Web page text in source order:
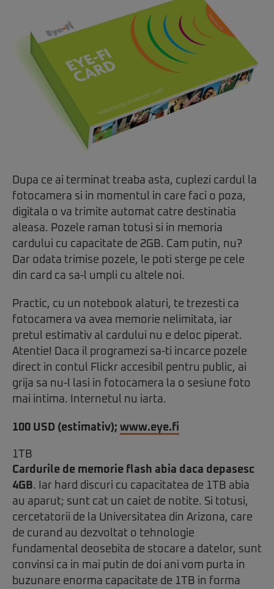
Dupa ce ai terminat treaba asta, cuplezi cardul la
fotocamera si in momentul in care faci o poza,
digitala o va trimite automat catre destinatia
aleasa. Pozele raman totusi si in memoria
cardului cu capacitate de 2GB. Cam putin, nu?
Dar odata trimise pozele, le poti sterge pe cele
din card ca sa-l umpli cu altele noi.
Practic, cu un notebook alaturi, te trezesti ca
fotocamera va avea memorie nelimitata, iar
pretul estimativ al cardului nu e deloc piperat.
Atentie! Daca il programezi sa-ti incarce pozele
direct in contul Flickr accesibil pentru public, ai
grija sa nu-l lasi in fotocamera la o sesiune foto
mai intima. Internetul nu iarta.
100 USD (estimativ); www.eye.fi
1TB
Cardurile de memorie flash abia daca depasesc
4GB. Iar hard discuri cu capacitatea de 1TB abia
au aparut; sunt cat un caiet de notite. Si totusi,
cercetatorii de la Universitatea din Arizona, care
de curand au dezvoltat o tehnologie
fundamental deosebita de stocare a datelor, sunt
convinsi ca in mai putin de doi ani vom purta in
buzunare enorma capacitate de 1TB in forma